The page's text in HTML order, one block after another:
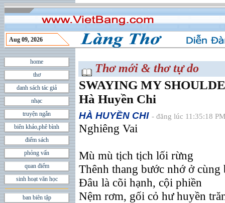
Aug 09, 2026
home
thơ
danh sách tác giả
nhạc
truyện ngắn
biên khảo,phê bình
điểm sách
phỏng vấn
quan điểm
sinh hoạt văn học
ban biên tập
Thơ mới & thơ tự do
SWAYING MY
Hà Huyền Chi
HÀ HUYỀN CHI - đăng lúc 11:35:18
Nghiêng Vai
Mù mù tịch tịch lối rừng
Thênh thang bước nhớ ở cùng
Ðâu là cõi hạnh, cội phiền
Nệm rơm, gối cỏ hư huyền